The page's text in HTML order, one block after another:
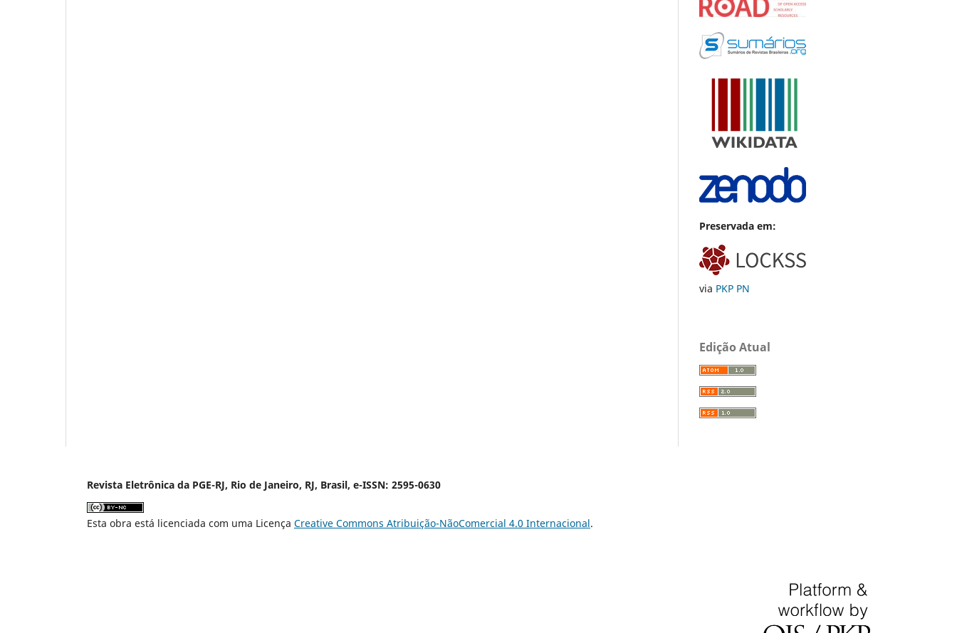
Preservada em:
via PKP PN
Edição Atual
Revista Eletrônica da PGE-RJ, Rio de Janeiro, RJ, Brasil, e-ISSN: 2595-0630
Esta obra está licenciada com uma Licença Creative Commons Atribuição-NãoComercial 4.0 Internacional.